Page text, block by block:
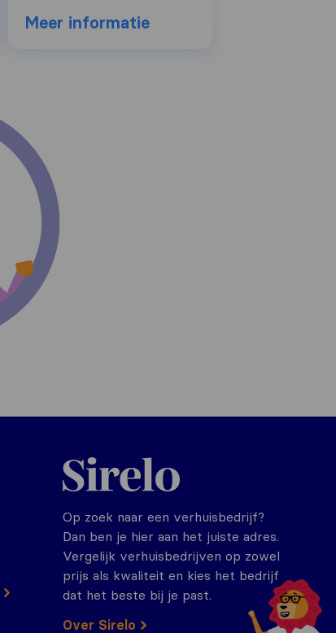
Meer informatie
Sirelo.nl
Op zoek naar een verhuisbedrijf?
Dan ben je hier aan het juiste adres.
Vergelijk verhuisbedrijven op zowel
prijs als kwaliteit en kies het bedrijf
dat het beste bij je past.
Over Sirelo